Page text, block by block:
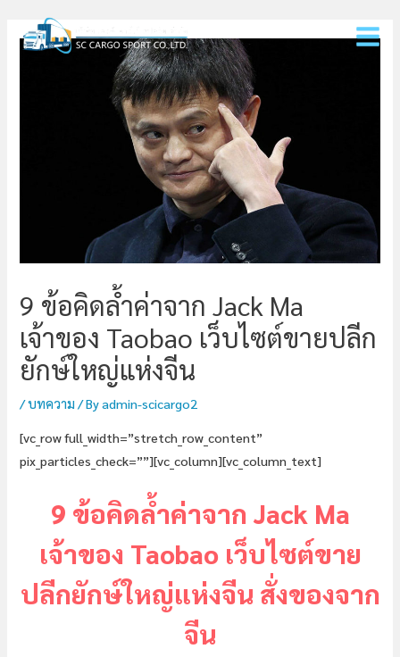
9 ข้อคิดล้ำค่าจาก Jack Ma
เจ้าของ Taobao เว็บไซต์ขายปลีก
ยักษ์ใหญ่แห่งจีน
/บทความ / Byadmin-scicargo2
[vc_row full_width=”stretch_row_content”
pix_particles_check=””][vc_column][vc_column_text]
9 ข้อคิดล้ำค่าจาก Jack Ma
เจ้าของ Taobao เว็บไซต์ขาย
ปลีกยักษ์ใหญ่แห่งจีน สั่งของจาก
จีน
navigation